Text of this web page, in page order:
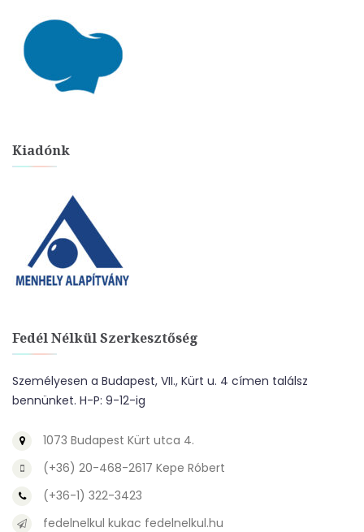
Kiadónk
Fedél Nélkül Szerkesztőség
Személyesen a Budapest, VII., Kürt u. 4 címen találsz
bennünket. H-P: 9-12-ig
1073 Budapest Kürt utca 4.
(+36) 20-468-2617 Kepe Róbert
(+36-1) 322-3423
fedelnelkul kukac fedelnelkul.hu